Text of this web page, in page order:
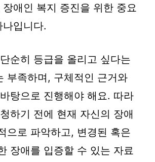
애인 복지 증진을 위한 중요
입니다.
순히 등급을 올리고 싶다는
부족하며, 구체적인 근거와
탕으로 진행해야 해요. 따라
하기 전에 현재 자신의 장애
으로 파악하고, 변경된 혹은
장애를 입증할 수 있는 자료